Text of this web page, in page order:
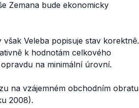
Zemana bude ekonomicky
Veleba popisuje stav korektně.
k hodnotám celkového
na minimální úrovní.
na vzájemném obchodním obratu
2008).